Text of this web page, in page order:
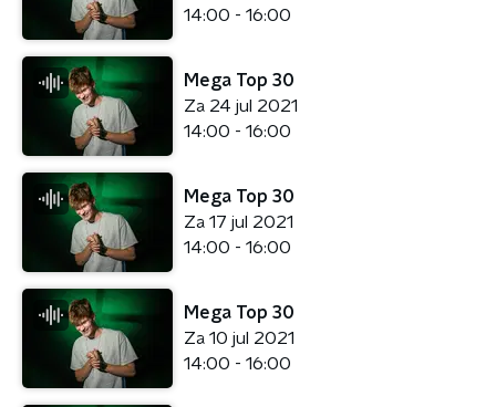
14:00 - 16:00
Mega Top 30
Za 24 jul 2021
14:00 - 16:00
Mega Top 30
Za 17 jul 2021
14:00 - 16:00
Mega Top 30
Za 10 jul 2021
14:00 - 16:00